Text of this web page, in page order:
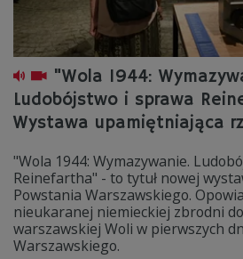
"Wola 1944:
Ludobójstwo i sprawa
Wystawa upamiętniająca
"Wola 1944: Wymazywanie.
Reinefartha" - to tytuł nowej
Powstania Warszawskiego.
nieukaranej niemieckiej zbrodni
warszawskiej Woli w pierwszych
Warszawskiego.